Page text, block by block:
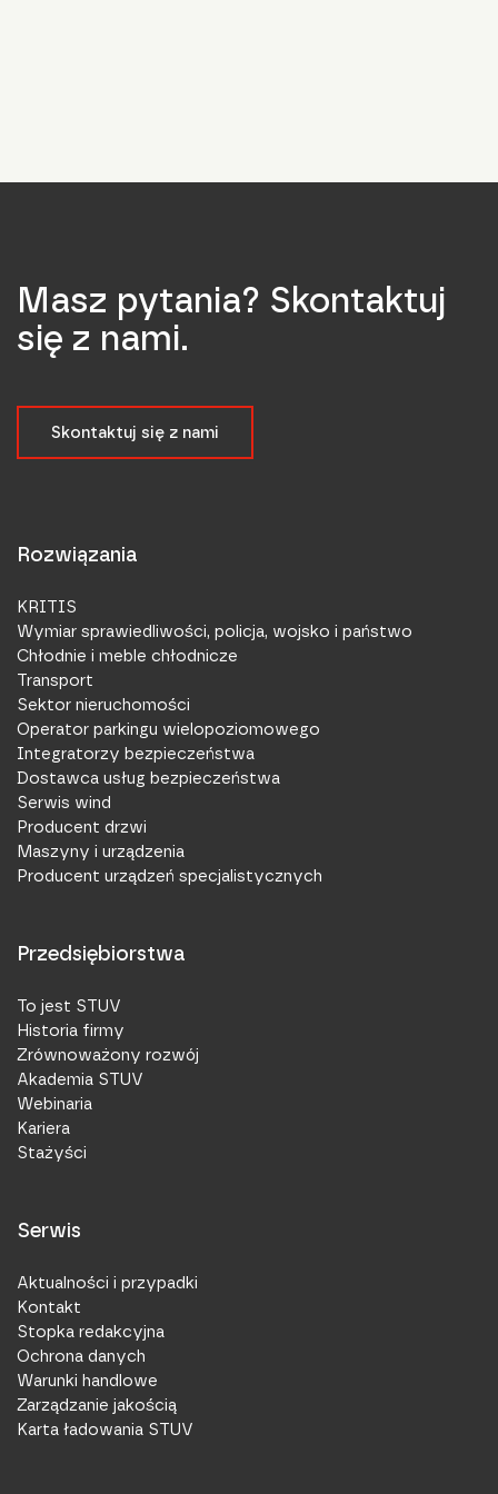
Masz pytania? Skontaktuj
się z nami.
Skontaktuj się z nami
Rozwiązania
KRITIS
Wymiar sprawiedliwości, policja, wojsko i państwo
Chłodnie i meble chłodnicze
Transport
Sektor nieruchomości
Operator parkingu wielopoziomowego
Integratorzy bezpieczeństwa
Dostawca usług bezpieczeństwa
Serwis wind
Producent drzwi
Maszyny i urządzenia
Producent urządzeń specjalistycznych
Przedsiębiorstwa
To jest STUV
Historia firmy
Zrównoważony rozwój
Akademia STUV
Webinaria
Kariera
Stażyści
Serwis
Aktualności i przypadki
Kontakt
Stopka redakcyjna
Ochrona danych
Warunki handlowe
Zarządzanie jakością
Karta ładowania STUV